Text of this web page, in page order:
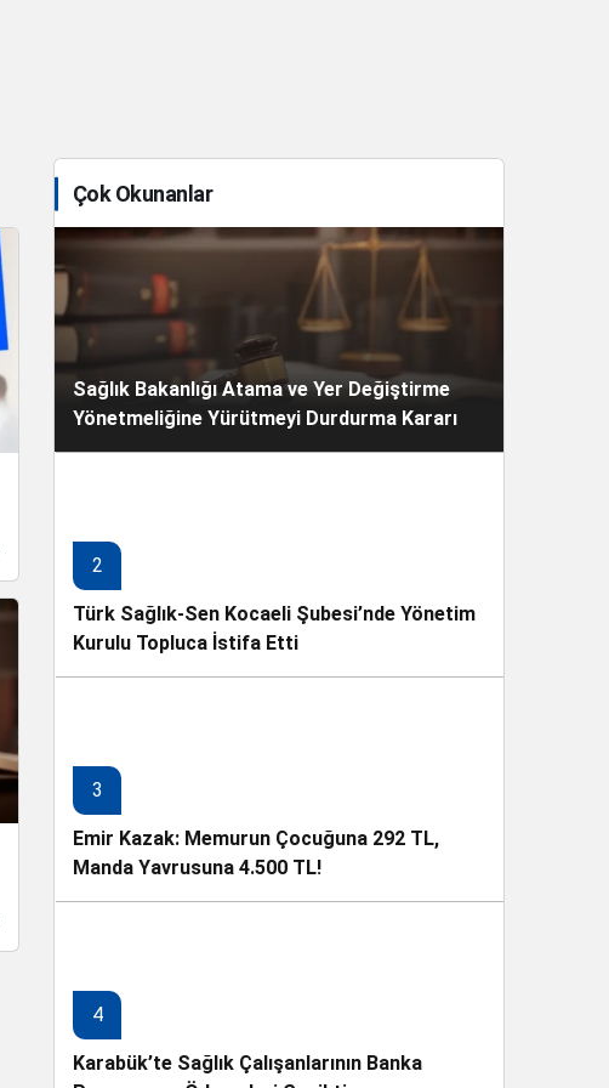
Çok Okunanlar
Sağlık Bakanlığı Atama ve Yer Değiştirme
Yönetmeliğine Yürütmeyi Durdurma Kararı
2
Türk Sağlık-Sen Kocaeli Şubesi’nde Yönetim
Kurulu Topluca İstifa Etti
3
Emir Kazak: Memurun Çocuğuna 292 TL,
Manda Yavrusuna 4.500 TL!
4
Karabük’te Sağlık Çalışanlarının Banka